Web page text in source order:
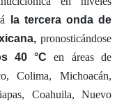
la tercera onda de
pronosticándose
40 °Cen áreas de
Colima, Michoacán,
Coahuila, Nuevo